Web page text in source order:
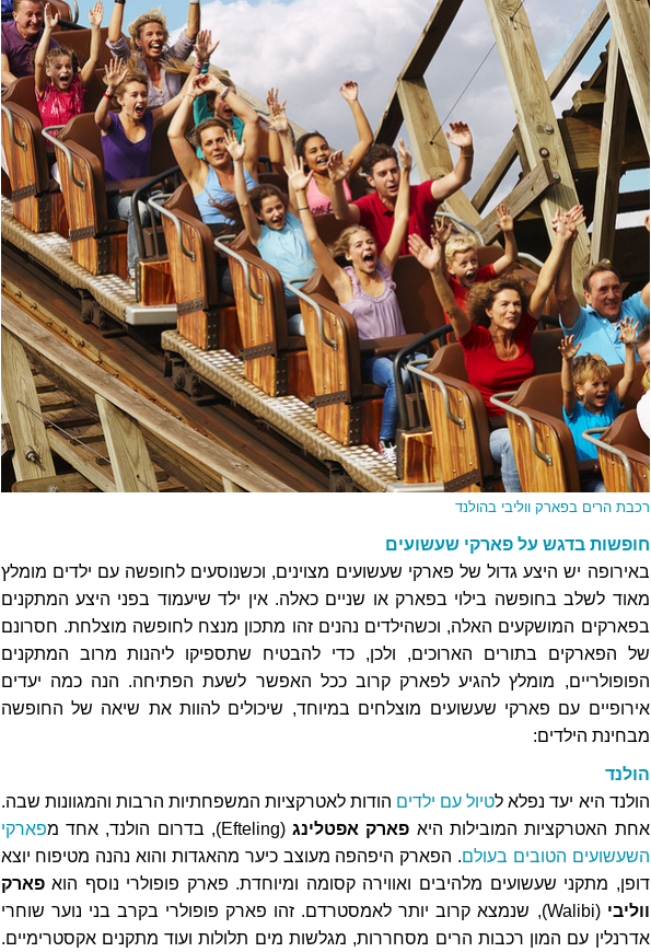
רכבת הרים בפארק ווליבי בהולנד
חופשות בדגש על פארקי שעשועים
באירופה יש היצע גדול של פארקי שעשועים מצוינים, וכשנוסעים לחופשה עם ילדים מומלץ
מאוד לשלב בחופשה בילוי בפארק או שניים כאלה. אין ילד שיעמוד בפני היצע המתקנים
בפארקים המושקעים האלה, וכשהילדים נהנים זהו מתכון מנצח לחופשה מוצלחת. חסרונם
של הפארקים בתורים הארוכים, ולכן, כדי להבטיח שתספיקו ליהנות מרוב המתקנים
הפופולריים, מומלץ להגיע לפארק קרוב ככל האפשר לשעת הפתיחה. הנה כמה יעדים
אירופיים עם פארקי שעשועים מוצלחים במיוחד, שיכולים להוות את שיאה של החופשה
מבחינת הילדים:
הולנד
הולנד היא יעד נפלא לטיול עם ילדים הודות לאטרקציות המשפחתיות הרבות והמגוונות שבה.
אחת האטרקציות המובילות היא פארק אפטלינג(Efteling), בדרום הולנד, אחד מ
פארקי
השעשועים הטובים בעולם. הפארק היפהפה מעוצב כיער מהאגדות והוא נהנה מטיפוח יוצא
דופן, מתקני שעשועים מלהיבים ואווירה קסומה ומיוחדת. פארק פופולרי נוסף הואפארק
ווליבי
(Walibi), שנמצא קרוב יותר לאמסטרדם. זהו פארק פופולרי בקרב בני נוער שוחרי
אדרנלין עם המון רכבות הרים מסחררות, מגלשות מים תלולות ועוד מתקנים אקסטרימיים.